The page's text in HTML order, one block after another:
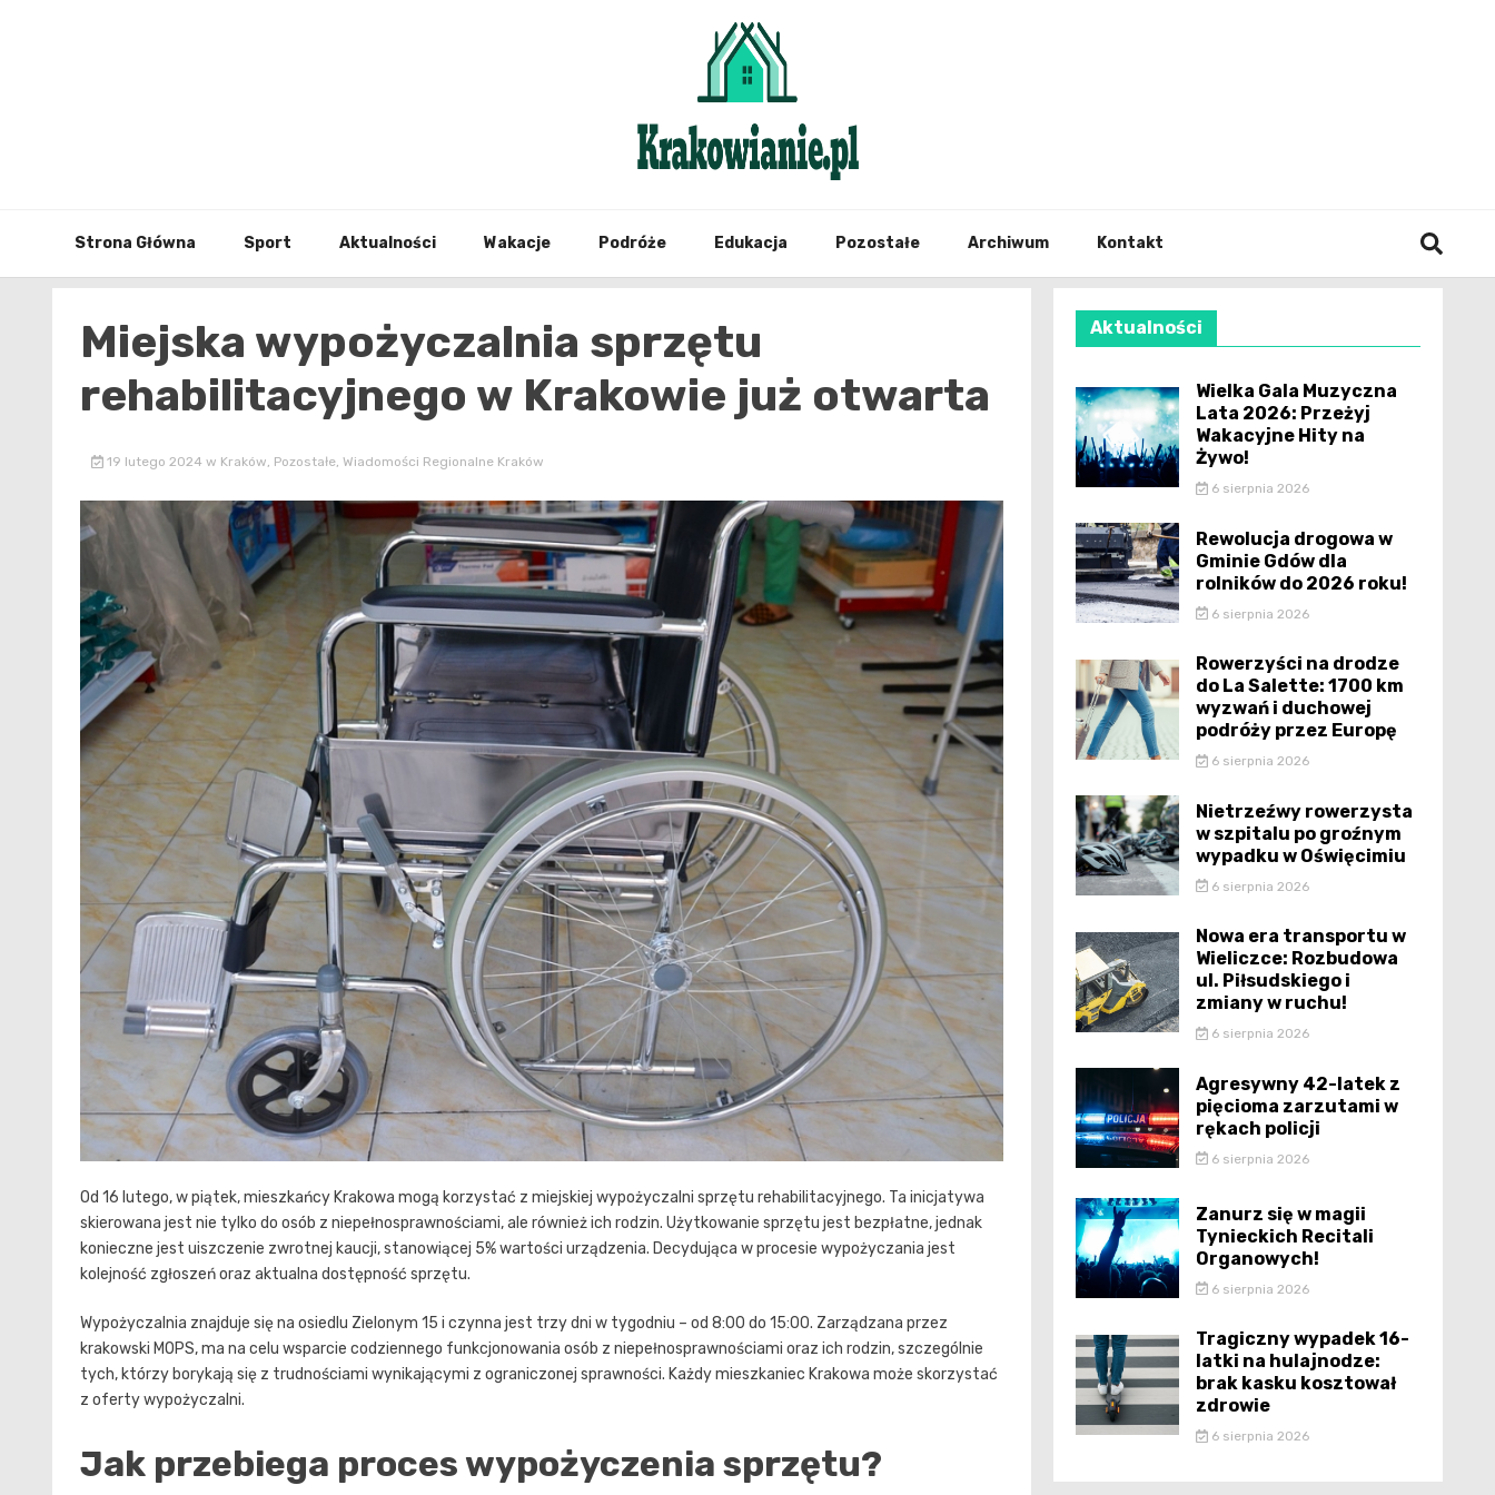
Strona Główna Sport Aktualności Wakacje Podróże Edukacja Pozostałe Archiwum Kontakt
Miejska wypożyczalnia sprzętu
rehabilitacyjnego w Krakowie już otwarta
19 lutego 2024 w Kraków, Pozostałe, Wiadomości Regionalne Kraków
Od 16 lutego, w piątek, mieszkańcy Krakowa mogą korzystać z miejskiej wypożyczalni sprzętu rehabilitacyjnego. Ta inicjatywa
skierowana jest nie tylko do osób z niepełnosprawnościami, ale również ich rodzin. Użytkowanie sprzętu jest bezpłatne, jednak
konieczne jest uiszczenie zwrotnej kaucji, stanowiącej 5% wartości urządzenia. Decydująca w procesie wypożyczania jest
kolejność zgłoszeń oraz aktualna dostępność sprzętu.
Wypożyczalnia znajduje się na osiedlu Zielonym 15 i czynna jest trzy dni w tygodniu – od 8:00 do 15:00. Zarządzana przez
krakowski MOPS, ma na celu wsparcie codziennego funkcjonowania osób z niepełnosprawnościami oraz ich rodzin, szczególnie
tych, którzy borykają się z trudnościami wynikającymi z ograniczonej sprawności. Każdy mieszkaniec Krakowa może skorzystać
z oferty wypożyczalni.
Jak przebiega proces wypożyczenia sprzętu?
Aktualności
Wielka Gala Muzyczna
Lata 2026: Przeżyj
Wakacyjne Hity na
Żywo!
6 sierpnia 2026
Rewolucja drogowa w
Gminie Gdów dla
rolników do 2026 roku!
6 sierpnia 2026
Rowerzyści na drodze
do La Salette: 1700 km
wyzwań i duchowej
podróży przez Europę
6 sierpnia 2026
Nietrzeźwy rowerzysta
w szpitalu po groźnym
wypadku w Oświęcimiu
6 sierpnia 2026
Nowa era transportu w
Wieliczce: Rozbudowa
ul. Piłsudskiego i
zmiany w ruchu!
6 sierpnia 2026
Agresywny 42-latek z
pięcioma zarzutami w
rękach policji
6 sierpnia 2026
Zanurz się w magii
Tynieckich Recitali
Organowych!
6 sierpnia 2026
Tragiczny wypadek 16-
latki na hulajnodze:
brak kasku kosztował
zdrowie
6 sierpnia 2026